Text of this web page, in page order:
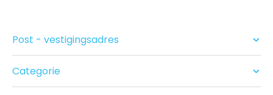
Post - vestigingsadres
Categorie